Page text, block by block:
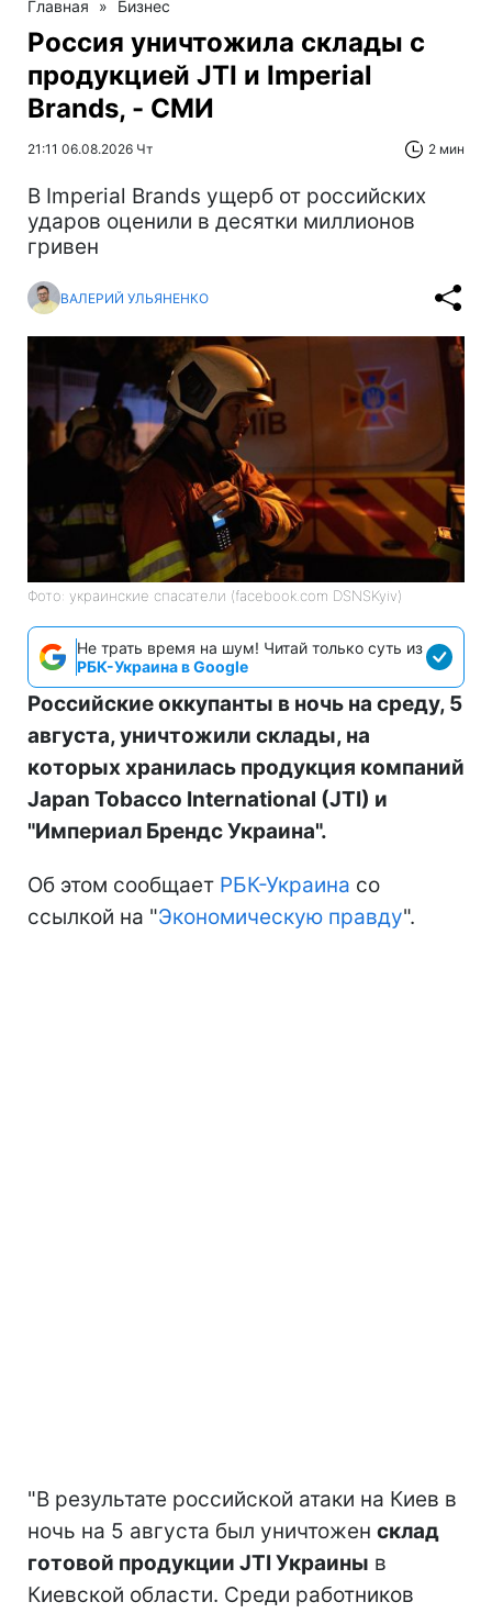
Главная » Бизнес
Россия уничтожила склады с
продукцией JTI и Imperial
Brands, - СМИ
21:11 06.08.2026 Чт 2 мин
В Imperial Brands ущерб от российских
ударов оценили в десятки миллионов
гривен
ВАЛЕРИЙ УЛЬЯНЕНКО
Фото: украинские спасатели (facebook.com DSNSKyiv)
Не трать время на шум! Читай только суть из
РБК-Украина в Google
Российские оккупанты в ночь на среду, 5
августа, уничтожили склады, на
которых хранилась продукция компаний
Japan Tobacco International (JTI) и
"Империал Брендс Украина".
Об этом сообщает РБК-Украина со
ссылкой на "Экономическую правду".
"В результате российской атаки на Киев в
ночь на 5 августа был уничтожен склад
готовой продукции JTI Украины в
Киевской области. Среди работников